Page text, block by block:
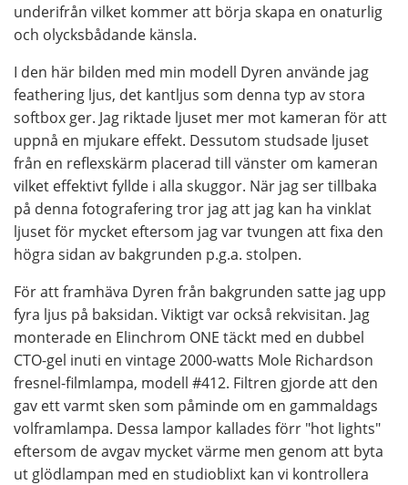
underifrån vilket kommer att börja skapa en onaturlig
och olycksbådande känsla.
I den här bilden med min modell Dyren använde jag
feathering ljus, det kantljus som denna typ av stora
softbox ger. Jag riktade ljuset mer mot kameran för att
uppnå en mjukare effekt. Dessutom studsade ljuset
från en reflexskärm placerad till vänster om kameran
vilket effektivt fyllde i alla skuggor. När jag ser tillbaka
på denna fotografering tror jag att jag kan ha vinklat
ljuset för mycket eftersom jag var tvungen att fixa den
högra sidan av bakgrunden p.g.a. stolpen.
För att framhäva Dyren från bakgrunden satte jag upp
fyra ljus på baksidan. Viktigt var också rekvisitan. Jag
monterade en Elinchrom ONE täckt med en dubbel
CTO-gel inuti en vintage 2000-watts Mole Richardson
fresnel-filmlampa, modell #412. Filtren gjorde att den
gav ett varmt sken som påminde om en gammaldags
volframlampa. Dessa lampor kallades förr "hot lights"
eftersom de avgav mycket värme men genom att byta
ut glödlampan med en studioblixt kan vi kontrollera